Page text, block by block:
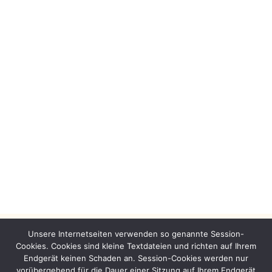
Unsere Internetseiten verwenden so genannte Session-
Cookies. Cookies sind kleine Textdateien und richten auf Ihrem
Endgerät keinen Schaden an. Session-Cookies werden nur